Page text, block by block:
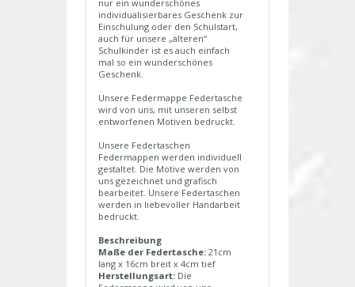
nur ein wunderschönes
individualisierbares Geschenk zur
Einschulung oder den Schulstart,
auch für unsere „älteren“
Schulkinder ist es auch einfach
mal so ein wunderschönes
Geschenk.
Unsere Federmappe Federtasche
wird von uns, mit unseren selbst
entworfenen Motiven bedruckt.
Unsere Federtaschen
Federmappen werden individuell
gestaltet. Die Motive werden von
uns gezeichnet und grafisch
bearbeitet. Unsere Federtaschen
werden in liebevoller Handarbeit
bedruckt.
Beschreibung
Maße der Federtasche: 21cm
lang x 16cm breit x 4cm tief
Herstellungsart: Die